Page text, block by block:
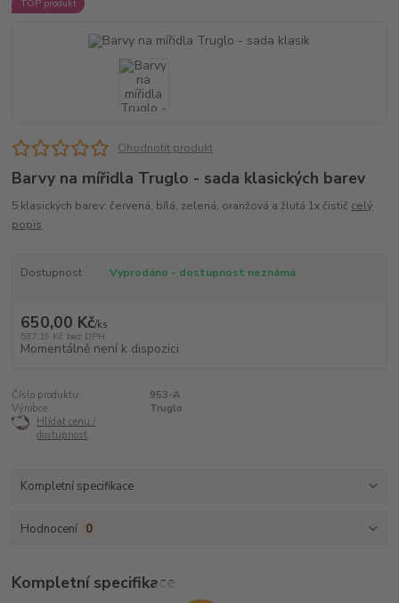
TOP produkt
Ohodnotit produkt
Barvy na mířidla Truglo - sada klasických barev
5 klasických barev: červená, bílá, zelená, oranžová a žlutá 1x čistič celý
popis
Dostupnost Vyprodáno - dostupnost neznámá
650,00 Kč/ks
537,19 Kč bez DPH
Momentálně není k dispozici
Číslo produktu:
953-A
Výrobce:
Truglo
Hlídat cenu /
dostupnost
Kompletní specifikace
Hodnocení 0
Kompletní specifikace